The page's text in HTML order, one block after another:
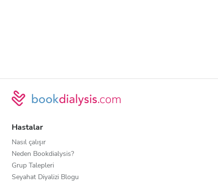
Hastalar
Nasıl çalışır
Neden Bookdialysis?
Grup Talepleri
Seyahat Diyalizi Blogu